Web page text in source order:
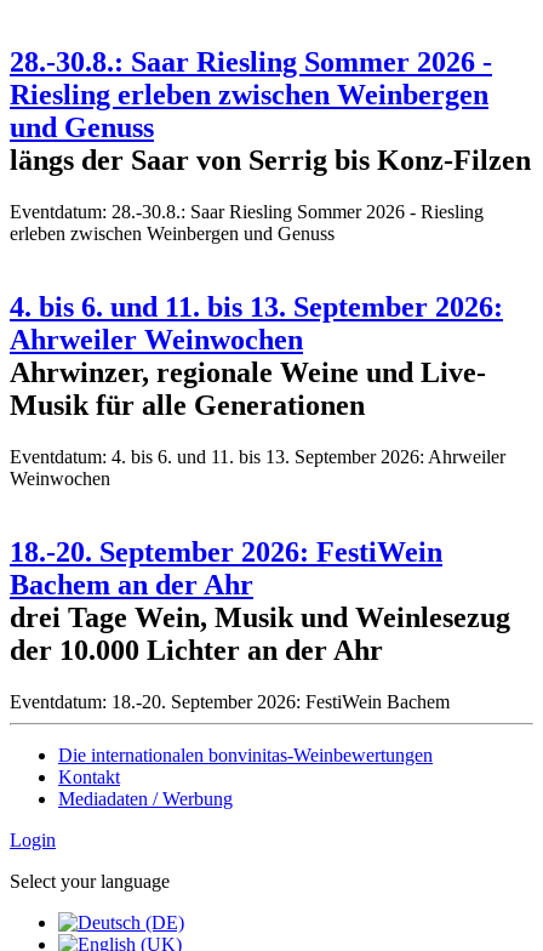
28.-30.8.: Saar Riesling Sommer 2026 -
Riesling erleben zwischen Weinbergen
und Genuss
längs der Saar von Serrig bis Konz-Filzen
Eventdatum: 28.-30.8.: Saar Riesling Sommer 2026 - Riesling
erleben zwischen Weinbergen und Genuss
4. bis 6. und 11. bis 13. September 2026:
Ahrweiler Weinwochen
Ahrwinzer, regionale Weine und Live-
Musik für alle Generationen
Eventdatum: 4. bis 6. und 11. bis 13. September 2026: Ahrweiler
Weinwochen
18.-20. September 2026: FestiWein
Bachem an der Ahr
drei Tage Wein, Musik und Weinlesezug
der 10.000 Lichter an der Ahr
Eventdatum: 18.-20. September 2026: FestiWein Bachem
Die internationalen bonvinitas-Weinbewertungen
Kontakt
Mediadaten / Werbung
Login
Select your language